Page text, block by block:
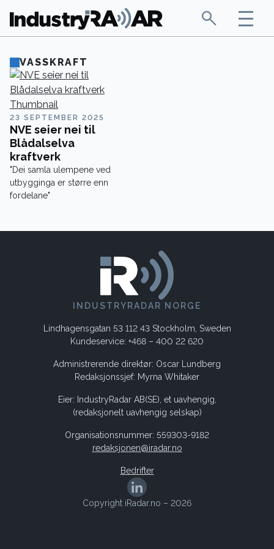
VASSKRAFT
23 SEPTEMBER 2025
NVE seier nei til
Blådalselva
kraftverk
"Dei samla ulempene ved
utbygginga er større enn
fordelane"
INDUSTRYRADAR NORGE
Lindhagensgatan 53 112 43 Stockholm, Sweden
Kundeservice: +468 – 400 22 620
Administrerende direktør: Oscar Lundberg
Redaksjonssjef: Myrna Whitaker
Eier: IndustryRadar AB(SE), et uavhengig,
(redaksjonelt uavhengig selskap)
Organisationsnummer: 559303-9182
redaksjonen@iradar.no
Bedrifter
Copyright iRadar.no – 2026